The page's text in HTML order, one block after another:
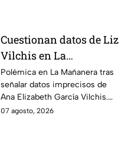
Cuestionan datos de Liz
Vilchis en La
Mañanera: estudio de
Reuters respalda a TV
Azteca
Polémica en La Mañanera tras
señalar datos imprecisos de
Ana Elizabeth García Vilchis.
Estudio de Reuters coloca a
07 agosto, 2026